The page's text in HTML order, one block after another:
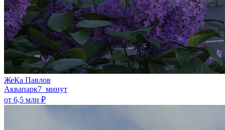
ЖеКа Павлов
Аквапарк7 минут
от 6,5 млн ₽